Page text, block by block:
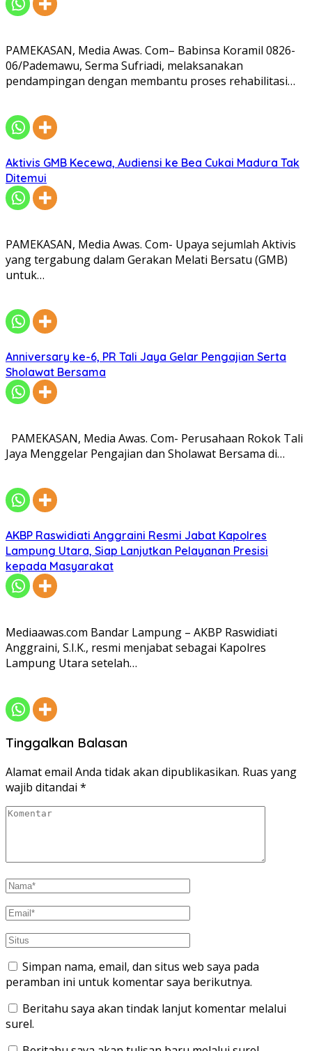
PAMEKASAN, Media Awas. Com– Babinsa Koramil 0826-
06/Pademawu, Serma Sufriadi, melaksanakan
pendampingan dengan membantu proses rehabilitasi…
Aktivis GMB Kecewa, Audiensi ke Bea Cukai Madura Tak
Ditemui
PAMEKASAN, Media Awas. Com- Upaya sejumlah Aktivis
yang tergabung dalam Gerakan Melati Bersatu (GMB)
untuk…
Anniversary ke-6, PR Tali Jaya Gelar Pengajian Serta
Sholawat Bersama
PAMEKASAN, Media Awas. Com- Perusahaan Rokok Tali
Jaya Menggelar Pengajian dan Sholawat Bersama di…
AKBP Raswidiati Anggraini Resmi Jabat Kapolres
Lampung Utara, Siap Lanjutkan Pelayanan Presisi
kepada Masyarakat
Mediaawas.com Bandar Lampung – AKBP Raswidiati
Anggraini, S.I.K., resmi menjabat sebagai Kapolres
Lampung Utara setelah…
Tinggalkan Balasan
Alamat email Anda tidak akan dipublikasikan. Ruas yang
wajib ditandai *
Simpan nama, email, dan situs web saya pada
peramban ini untuk komentar saya berikutnya.
Beritahu saya akan tindak lanjut komentar melalui
surel.